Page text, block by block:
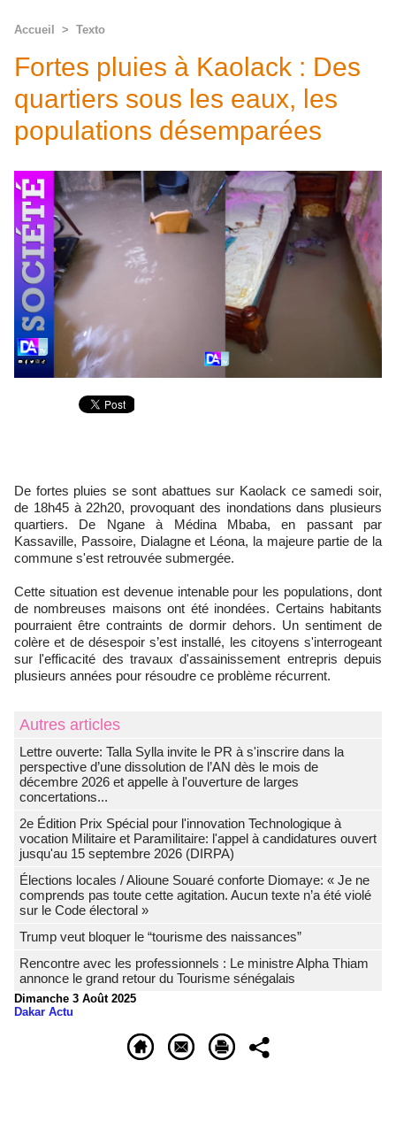
Accueil > Texto
Fortes pluies à Kaolack : Des
quartiers sous les eaux, les
populations désemparées
De fortes pluies se sont abattues sur Kaolack ce samedi soir,
de 18h45 à 22h20, provoquant des inondations dans plusieurs
quartiers. De Ngane à Médina Mbaba, en passant par
Kassaville, Passoire, Dialagne et Léona, la majeure partie de la
commune s'est retrouvée submergée.
Cette situation est devenue intenable pour les populations, dont
de nombreuses maisons ont été inondées. Certains habitants
pourraient être contraints de dormir dehors. Un sentiment de
colère et de désespoir s’est installé, les citoyens s'interrogeant
sur l'efficacité des travaux d'assainissement entrepris depuis
plusieurs années pour résoudre ce problème récurrent.
Autres articles
Lettre ouverte: Talla Sylla invite le PR à s'inscrire dans la
perspective d’une dissolution de l’AN dès le mois de
décembre 2026 et appelle à l'ouverture de larges
concertations...
2e Édition Prix Spécial pour l'innovation Technologique à
vocation Militaire et Paramilitaire: l'appel à candidatures ouvert
jusqu'au 15 septembre 2026 (DIRPA)
Élections locales / Alioune Souaré conforte Diomaye: « Je ne
comprends pas toute cette agitation. Aucun texte n’a été violé
sur le Code électoral »
Trump veut bloquer le “tourisme des naissances”
Rencontre avec les professionnels : Le ministre Alpha Thiam
annonce le grand retour du Tourisme sénégalais
Dimanche 3 Août 2025
Dakar Actu